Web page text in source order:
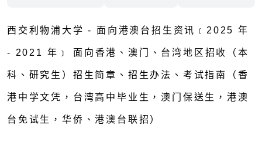
西交利物浦大学 - 面向港澳台招生资讯﹝2025 年
- 2021 年﹞ 面向香港、澳门、台湾地区招收（本
科、研究生）招生简章、招生办法、考试指南（香
港中学文凭，台湾高中毕业生，澳门保送生，港澳
台免试生，华侨、港澳台联招）